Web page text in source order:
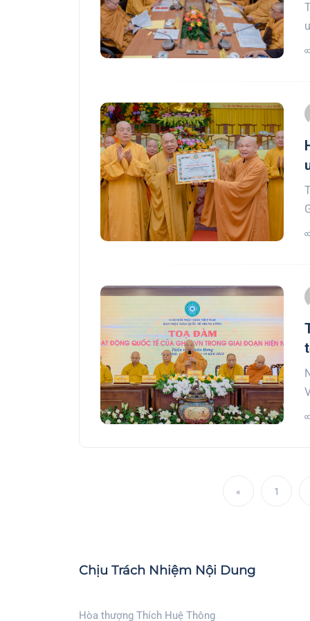
« 1
Chịu Trách Nhiệm Nội Dung
Hòa thượng Thích Huệ Thông